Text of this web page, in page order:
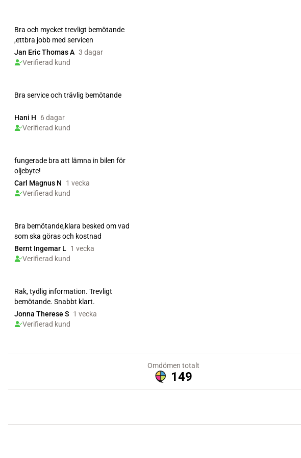
Bra och mycket trevligt bemötande
,ettbra jobb med servicen
Jan Eric Thomas A 3 dagar
Verifierad kund
Bra service och trävlig bemötande
Hani H
6 dagar
Verifierad kund
fungerade bra att lämna in bilen för
oljebyte!
Carl Magnus N
1 vecka
Verifierad kund
Bra bemötande,klara besked om vad
som ska göras och kostnad
Bernt Ingemar L
1 vecka
Verifierad kund
Rak, tydlig information. Trevligt
bemötande. Snabbt klart.
Jonna Therese S 1 vecka
Verifierad kund
Omdömen totalt
149